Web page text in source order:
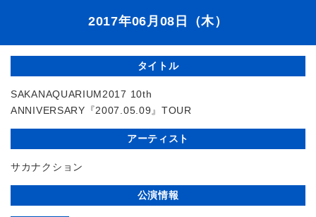
2017年06月08日（木）
タイトル
SAKANAQUARIUM2017 10th
ANNIVERSARY『2007.05.09』TOUR
アーティスト
サカナクション
公演情報